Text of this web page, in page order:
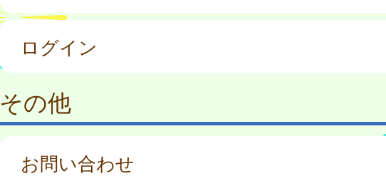
ログイン
その他
お問い合わせ